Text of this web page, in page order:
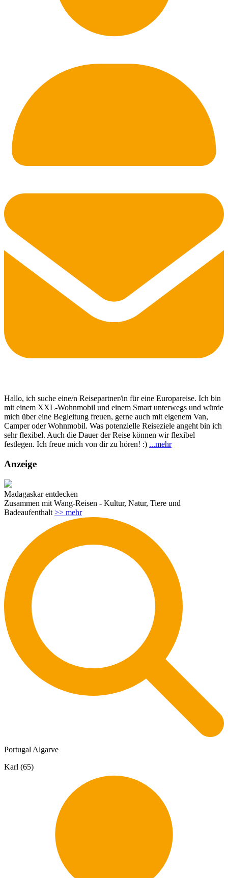
Hallo, ich suche eine/n Reisepartner/in für eine Europareise. Ich bin
mit einem XXL-Wohnmobil und einem Smart unterwegs und würde
mich über eine Begleitung freuen, gerne auch mit eigenem Van,
Camper oder Wohnmobil. Was potenzielle Reiseziele angeht bin ich
sehr flexibel. Auch die Dauer der Reise können wir flexibel
festlegen. Ich freue mich von dir zu hören! :) ...mehr
Anzeige
Madagaskar entdecken
Zusammen mit Wang-Reisen - Kultur, Natur, Tiere und
Badeaufenthalt >> mehr
Portugal Algarve
Karl (65)